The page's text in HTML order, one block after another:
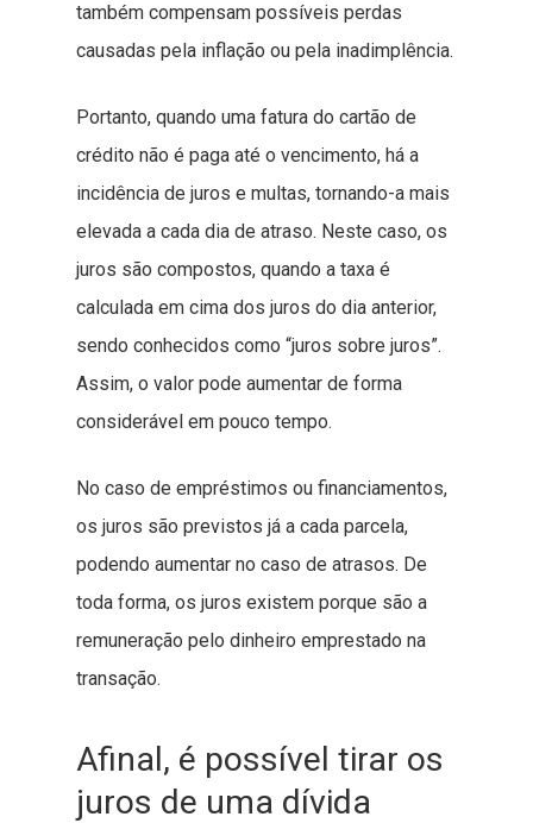
também compensam possíveis perdas
causadas pela inflação ou pela inadimplência.
Portanto, quando uma fatura do cartão de
crédito não é paga até o vencimento, há a
incidência de juros e multas, tornando-a mais
elevada a cada dia de atraso. Neste caso, os
juros são compostos, quando a taxa é
calculada em cima dos juros do dia anterior,
sendo conhecidos como “juros sobre juros”.
Assim, o valor pode aumentar de forma
considerável em pouco tempo.
No caso de empréstimos ou financiamentos,
os juros são previstos já a cada parcela,
podendo aumentar no caso de atrasos. De
toda forma, os juros existem porque são a
remuneração pelo dinheiro emprestado na
transação.
Afinal, é possível tirar os
juros de uma dívida